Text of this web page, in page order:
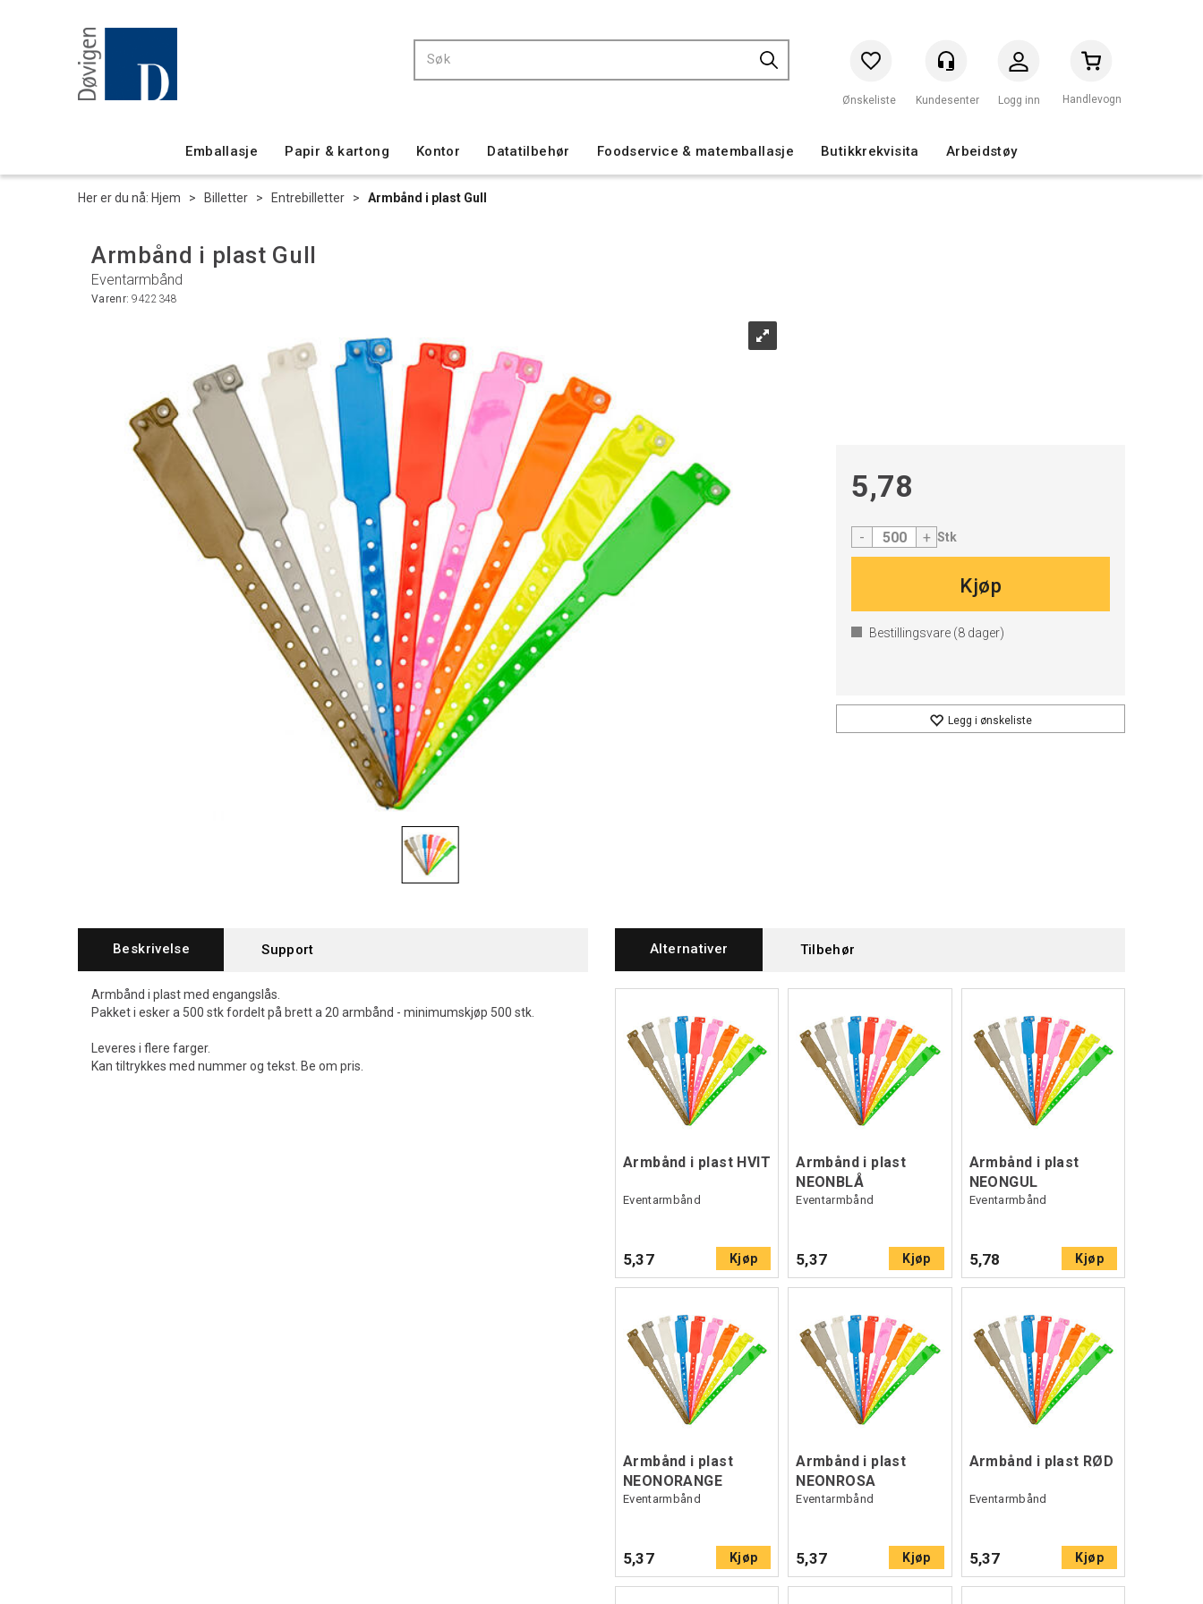
Logg inn Handlevogn
Emballasje Papir & kartong Kontor Datatilbehør Foodservice & matemballasje Butikkrekvisita Arbeidstøy
Her er du nå: Hjem > Billetter > Entrebilletter > Armbånd i plast Gull
Armbånd i plast Gull
Eventarmbånd
Varenr:9422348
5,78
- + Stk
Kjøp
Bestillingsvare (8 dager)
Legg i ønskeliste
Beskrivelse Support
Armbånd i plast med engangslås.
Pakket i esker a 500 stk fordelt på brett a 20 armbånd - minimumskjøp 500 stk.
Leveres i flere farger.
Kan tiltrykkes med nummer og tekst. Be om pris.
Alternativer Tilbehør
Armbånd i plast HVIT
Eventarmbånd
5,37 Kjøp
Armbånd i plast
NEONBLÅ
Eventarmbånd
5,37 Kjøp
Armbånd i plast
NEONGUL
Eventarmbånd
5,78 Kjøp
Armbånd i plast
NEONORANGE
Eventarmbånd
5,37 Kjøp
Armbånd i plast
NEONROSA
Eventarmbånd
5,37 Kjøp
Armbånd i plast RØD
Eventarmbånd
5,37 Kjøp